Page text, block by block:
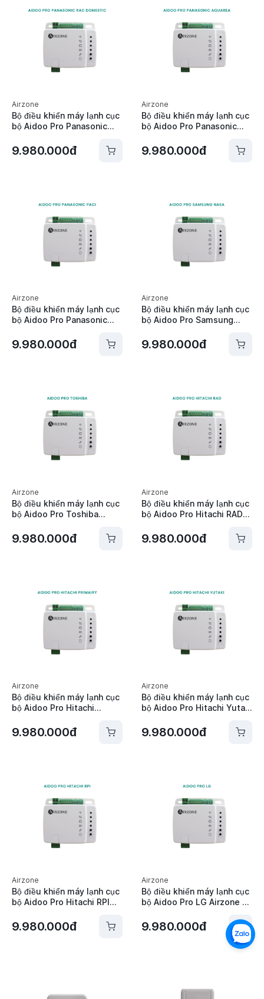
Airzone
Bộ điều khiển máy lạnh cục
bộ Aidoo Pro Panasonic
AZAI6WSPPA0
9.980.000đ
Airzone
Bộ điều khiển máy lạnh cục
bộ Aidoo Pro Panasonic
AZAI6WSPPA2
9.980.000đ
Airzone
Bộ điều khiển máy lạnh cục
bộ Aidoo Pro Panasonic
AZAI6WSPPAN
9.980.000đ
Airzone
Bộ điều khiển máy lạnh cục
bộ Aidoo Pro Samsung
AZAI6WSPSA2
9.980.000đ
Airzone
Bộ điều khiển máy lạnh cục
bộ Aidoo Pro Toshiba
9.980.000đ
Airzone
Bộ điều khiển máy lạnh cục
bộ Aidoo Pro Hitachi RAD
9.980.000đ
Airzone
Bộ điều khiển máy lạnh cục
bộ Aidoo Pro Hitachi
AZAI6WSPHI3
9.980.000đ
Airzone
Bộ điều khiển máy lạnh cục
bộ Aidoo Pro Hitachi Yutaki
9.980.000đ
Airzone
Bộ điều khiển máy lạnh cục
bộ Aidoo Pro Hitachi RPI
9.980.000đ
Airzone
Bộ điều khiển máy lạnh cục
bộ Aidoo Pro LG Airzone -
9.980.000đ